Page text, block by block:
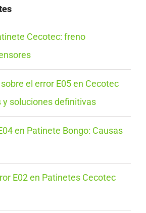
Cecotec: freno
el error E05 en Cecotec
y soluciones definitivas
en Patinete Bongo: Causas
E02 en Patinetes Cecotec